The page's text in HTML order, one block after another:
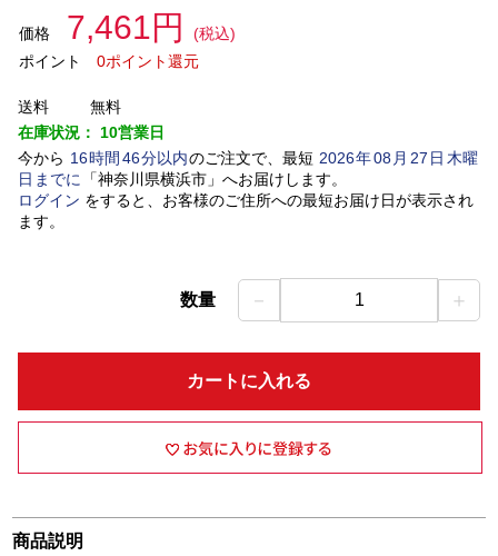
価格 7,461円
(税込)
ポイント
0ポイント還元
送料
無料
在庫状況： 10営業日
今から 16時間 46分以内のご注文で、最短 2026年08 月 27 日木曜
日 までに 「神奈川県横浜市」 へお届けします。
ログイン をすると、お客様のご住所への最短お届け日が表示され
ます。
数量 － 1 ＋
カートに入れる
商品説明